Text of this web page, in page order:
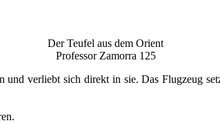
Der Teufel aus dem Orient
Professor Zamorra 125
verliebt sich direkt in sie. Das Flugzeug